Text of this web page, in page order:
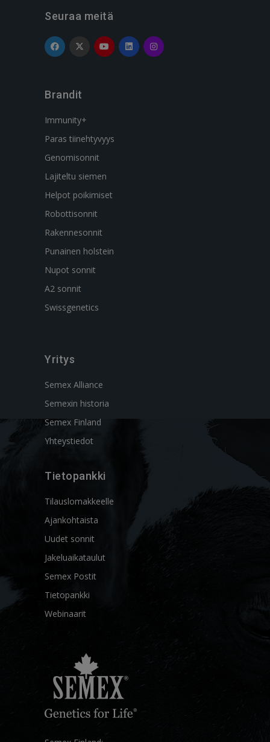
Seuraa meitä
Brandit
Immunity+
Paras tiinehtyvyys
Genomisonnit
Lajiteltu siemen
Helpot poikimiset
Robottisonnit
Rakennesonnit
Punainen holstein
Nupot sonnit
A2 sonnit
Swissgenetics
Yritys
Semex Alliance
Semexin historia
Semex Finland
Yhteystiedot
Tietopankki
Tilauslomakkeelle
Ajankohtaista
Uudet sonnit
Jakeluaikataulut
Semex Postit
Tietopankki
Webinaarit